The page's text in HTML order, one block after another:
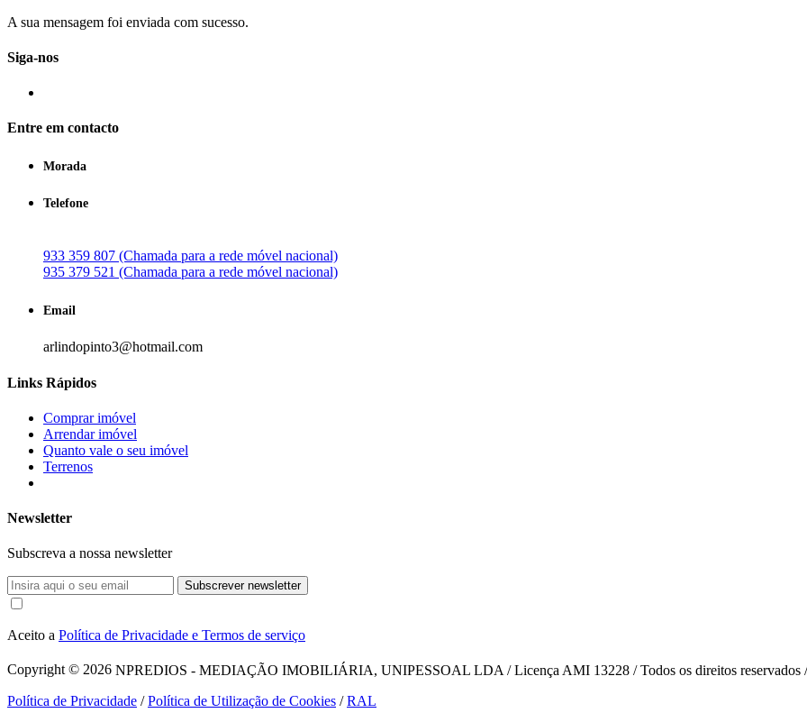
A sua mensagem foi enviada com sucesso.
Siga-nos
Entre em contacto
Morada
Telefone
933 359 807 (Chamada para a rede móvel nacional)
935 379 521 (Chamada para a rede móvel nacional)
Email
arlindopinto3@hotmail.com
Links Rápidos
Comprar imóvel
Arrendar imóvel
Quanto vale o seu imóvel
Terrenos
Newsletter
Subscreva a nossa newsletter
Subscrever newsletter
Aceito a Política de Privacidade e Termos de serviço
Copyright © 2026 NPREDIOS - MEDIAÇÃO IMOBILIÁRIA, UNIPESSOAL LDA / Licença AMI 13228 / Todos os direitos reservados
Política de Privacidade /Política de Utilização de Cookies /RAL